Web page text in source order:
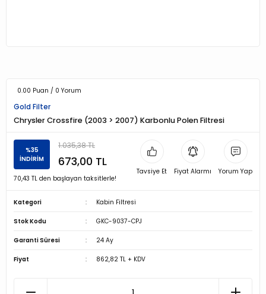
0.00 Puan / 0 Yorum
Gold Filter
Chrysler Crossfire (2003 > 2007) Karbonlu Polen Filtresi
%35
İNDİRİM
1.035,38 TL
673,00 TL
70,43 TL den başlayan taksitlerle!
Tavsiye Et Fiyat Alarmı Yorum Yap
Kategori Kabin Filtresi
Stok Kodu GKC-9037-CPJ
Garanti Süresi 24 Ay
Fiyat 862,82 TL + KDV